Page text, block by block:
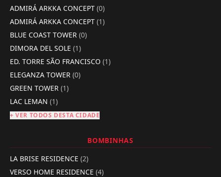
ADMIRÁ ARKKA CONCEPT (0)
ADMIRÁ ARKKA CONCEPT (1)
BLUE COAST TOWER (0)
DIMORA DEL SOLE (1)
ED. TORRE SÃO FRANCISCO (1)
ELEGANZA TOWER (0)
GREEN TOWER (1)
LAC LEMAN (1)
+ VER TODOS DESTA CIDADE
BOMBINHAS
LA BRISE RESIDENCE (2)
VERSO HOME RESIDENCE (4)